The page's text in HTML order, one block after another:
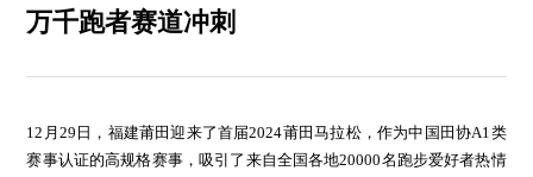
万千跑者赛道冲刺
12月29日，福建莆田迎来了首届2024莆田马拉松，作为中国田协A1类
赛事认证的高规格赛事，吸引了来自全国各地20000名跑步爱好者热情